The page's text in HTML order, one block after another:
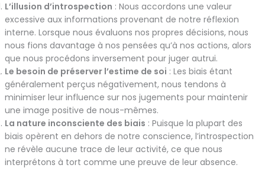
L’illusion d’introspection : Nous accordons une valeur
excessive aux informations provenant de notre réflexion
interne. Lorsque nous évaluons nos propres décisions, nous
nous fions davantage à nos pensées qu’à nos actions, alors
que nous procédons inversement pour juger autrui.
Le besoin de préserver l’estime de soi : Les biais étant
généralement perçus négativement, nous tendons à
minimiser leur influence sur nos jugements pour maintenir
une image positive de nous-mêmes.
La nature inconsciente des biais : Puisque la plupart des
biais opèrent en dehors de notre conscience, l’introspection
ne révèle aucune trace de leur activité, ce que nous
interprétons à tort comme une preuve de leur absence.